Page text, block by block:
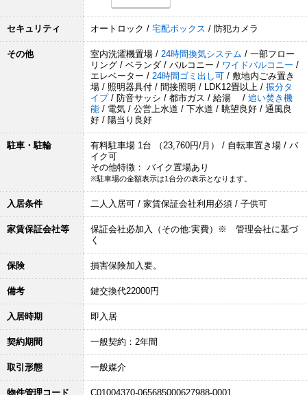
セキュリティ オートロック / 宅配ボックス / 防犯カメラ
その他 室内洗濯機置場 / 24時間換気システム / 一部フロー
リング / ベランダ / バルコニー / ワイドバルコニー /
エレベーター / 24時間ゴミ出し可 / 敷地内ごみ置き
場 / 照明器具付 / 間接照明 / LDK12畳以上 / 振分タ
イプ / 防音サッシ / 都市ガス / 給湯 / 追い焚き機
能 / 電気 / 公営上水道 / 下水道 / 眺望良好 / 通風良
好 / 陽当り良好
駐車・駐輪
有料駐車場 1台 （23,760円/月） / 自転車置き場 / バ
イク可
その他特徴： バイク置場あり
※駐車場の金額表示は1台分の表示となります。
入居条件 二人入居可 / 家賃保証会社利用必須 / 子供可
家賃保証会社等
保証会社必加入（その他:実費）※ 管理会社に基づ
く
保険 損害保険加入要。
備考 鍵交換代22000円
入居時期 即入居
契約期間 一般契約：2年間
取引形態 一般媒介
物件管理コード C01004370-065685000627988-0001